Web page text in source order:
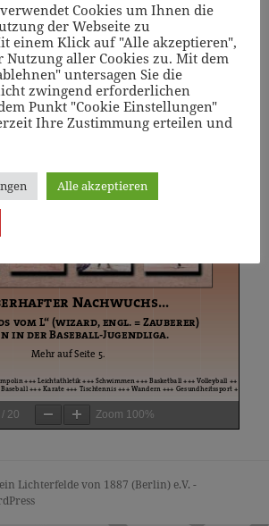
/ 20 Zoom 100%
Lichterfelde von 1887 (Berlin) e.V. -
Cookies um Ihnen die
der Webseite zu
einem Klick auf "Alle akzeptieren",
Nutzung aller Cookies zu. Mit dem
untersagen Sie die
zwingend erforderlichen
Punkt "Cookie Einstellungen"
Ihre Zustimmung erteilen und
Alle akzeptieren